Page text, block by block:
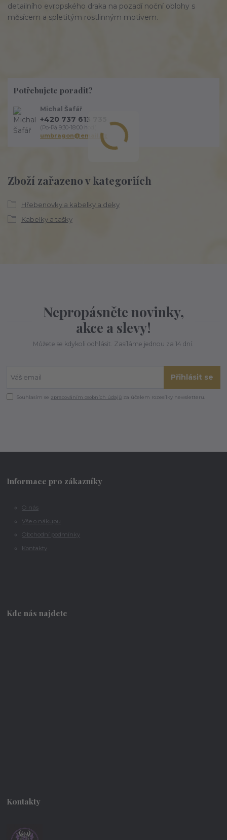
detailního evropského draka na pozadí noční oblohy s
měsícem a spletitým rostlinným motivem.
Zboží zařazeno v kategoriích
Hřebenovky a kabelky a deky
Kabelky a tašky
Potřebujete poradit?
Michal Šafář
+420 737 613 735
(Po-Pá 9:30-18:00 hod.)
umbragon@email.cz
Nepropásněte novinky,
akce a slevy!
Můžete se kdykoli odhlásit. Zasíláme jednou za 14 dní.
Přihlásit se
Souhlasím se zpracováním osobních údajů za účelem rozesílky newsletteru.
Informace pro zákazníky
O nás
Vše o nákupu
Obchodní podmínky
Kontakty
Kde nás najdete
Kontakty